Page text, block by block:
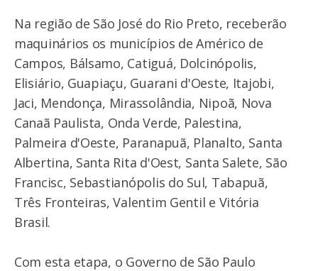
Na região de São José do Rio Preto, receberão
maquinários os municípios de Américo de
Campos, Bálsamo, Catiguá, Dolcinópolis,
Elisiário, Guapiaçu, Guarani d'Oeste, Itajobi,
Jaci, Mendonça, Mirassolândia, Nipoã, Nova
Canaã Paulista, Onda Verde, Palestina,
Palmeira d'Oeste, Paranapuã, Planalto, Santa
Albertina, Santa Rita d'Oest, Santa Salete, São
Francisc, Sebastianópolis do Sul, Tabapuã,
Três Fronteiras, Valentim Gentil e Vitória
Brasil.
Com esta etapa, o Governo de São Paulo